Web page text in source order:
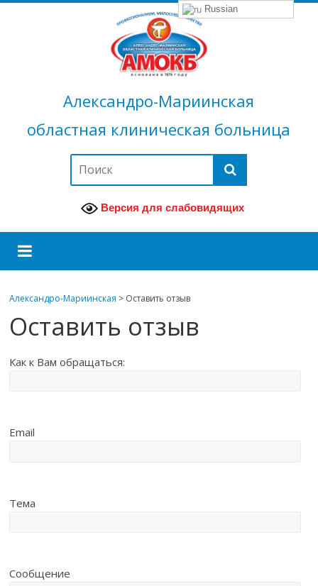
Александро-Мариинская
областная клиническая больница
Версия для слабовидящих
Александро-Мариинская > Оставить отзыв
Оставить отзыв
Как к Вам обращаться:
Email
Тема
Сообщение
Russian